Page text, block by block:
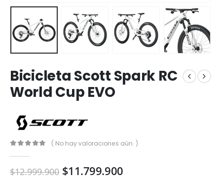
Bicicleta Scott Spark RC
World Cup EVO
( No hay valoraciones aún. )
$12.999.900 $11.799.900